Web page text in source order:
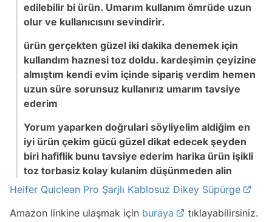
edilebilir bi ürün. Umarım kullanım ömrüde uzun
olur ve kullanıcısını sevindirir.
ürün gerçekten güzel iki dakika denemek için
kullandım haznesi toz doldu. kardeşimin çeyizine
almıştım kendi evim içinde sipariş verdim hemen
uzun süre sorunsuz kullanırız umarım tavsiye
ederim
Yorum yaparken doğrulari söyliyelim aldiğim en
iyi ürün çekim gücü güzel dikat edecek şeyden
biri hafiflik bunu tavsiye ederim harika ürün işikli
toz torbasiz kolay kulanim düşünmeden alin
Heifer Quiclean Pro Şarjlı Kablosuz Dikey Süpürge
Amazon linkine ulaşmak için buraya tıklayabilirsiniz.